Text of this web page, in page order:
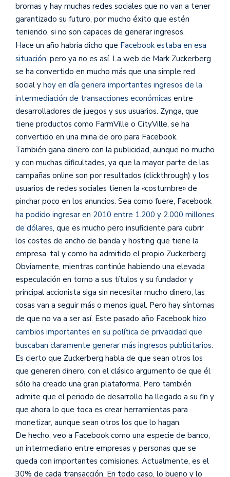
bromas y hay muchas redes sociales que no van a tener
garantizado su futuro, por mucho éxito que estén
teniendo, si no son capaces de generar ingresos.
Hace un año habría dicho que Facebook estaba en esa
situación, pero ya no es así. La web de Mark Zuckerberg
se ha convertido en mucho más que una simple red
social y hoy en día genera importantes ingresos de la
intermediación de transacciones económicas entre
desarrolladores de juegos y sus usuarios. Zynga, que
tiene productos como FarmVille o CityVille, se ha
convertido en una mina de oro para Facebook.
También gana dinero con la publicidad, aunque no mucho
y con muchas dificultades, ya que la mayor parte de las
campañas online son por resultados (clickthrough) y los
usuarios de redes sociales tienen la «costumbre» de
pinchar poco en los anuncios. Sea como fuere, Facebook
ha podido ingresar en 2010 entre 1.200 y 2.000 millones
de dólares, que es mucho pero insuficiente para cubrir
los costes de ancho de banda y hosting que tiene la
empresa, tal y como ha admitido el propio Zuckerberg.
Obviamente, mientras continúe habiendo una elevada
especulación en torno a sus títulos y su fundador y
principal accionista siga sin necesitar mucho dinero, las
cosas van a seguir más o menos igual. Pero hay síntomas
de que no va a ser así. Este pasado año Facebook hizo
cambios importantes en su política de privacidad que
buscaban claramente generar más ingresos publicitarios.
Es cierto que Zuckerberg habla de que sean otros los
que generen dinero, con el clásico argumento de que él
sólo ha creado una gran plataforma. Pero también
admite que el periodo de desarrollo ha llegado a su fin y
que ahora lo que toca es crear herramientas para
monetizar, aunque sean otros los que lo hagan.
De hecho, veo a Facebook como una especie de banco,
un intermediario entre empresas y personas que se
queda con importantes comisiones. Actualmente, es el
30% de cada transacción. En todo caso, lo bueno y lo